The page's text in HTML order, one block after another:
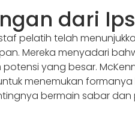
dari
pelatih telah
Mereka menyadari
yang besar.
menemukan formanya
bermain sabar